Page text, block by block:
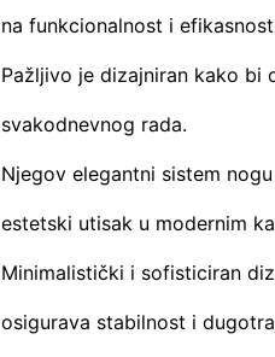
na funkcionalnost i
Pažljivo je dizajniran kako bi
svakodnevnog rada.
Njegov elegantni sistem
estetski utisak u modernim
Minimalistički i sofisticiran
osigurava stabilnost i